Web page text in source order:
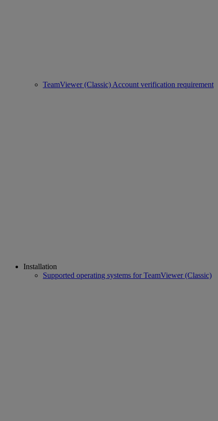
TeamViewer (Classic) Account verification requirement
Installation
Supported operating systems for TeamViewer (Classic)